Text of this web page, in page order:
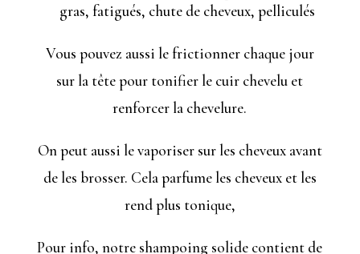
gras, fatigués, chute de cheveux, pelliculés
Vous pouvez aussi le frictionner chaque jour
sur la tête pour tonifier le cuir chevelu et
renforcer la chevelure.
On peut aussi le vaporiser sur les cheveux avant
de les brosser. Cela parfume les cheveux et les
rend plus tonique,
Pour info, notre shampoing solide contient de